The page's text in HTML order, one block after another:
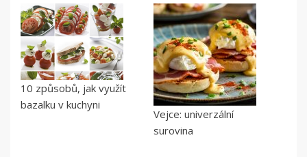
10 způsobů, jak využít
bazalku v kuchyni
Vejce: univerzální
surovina